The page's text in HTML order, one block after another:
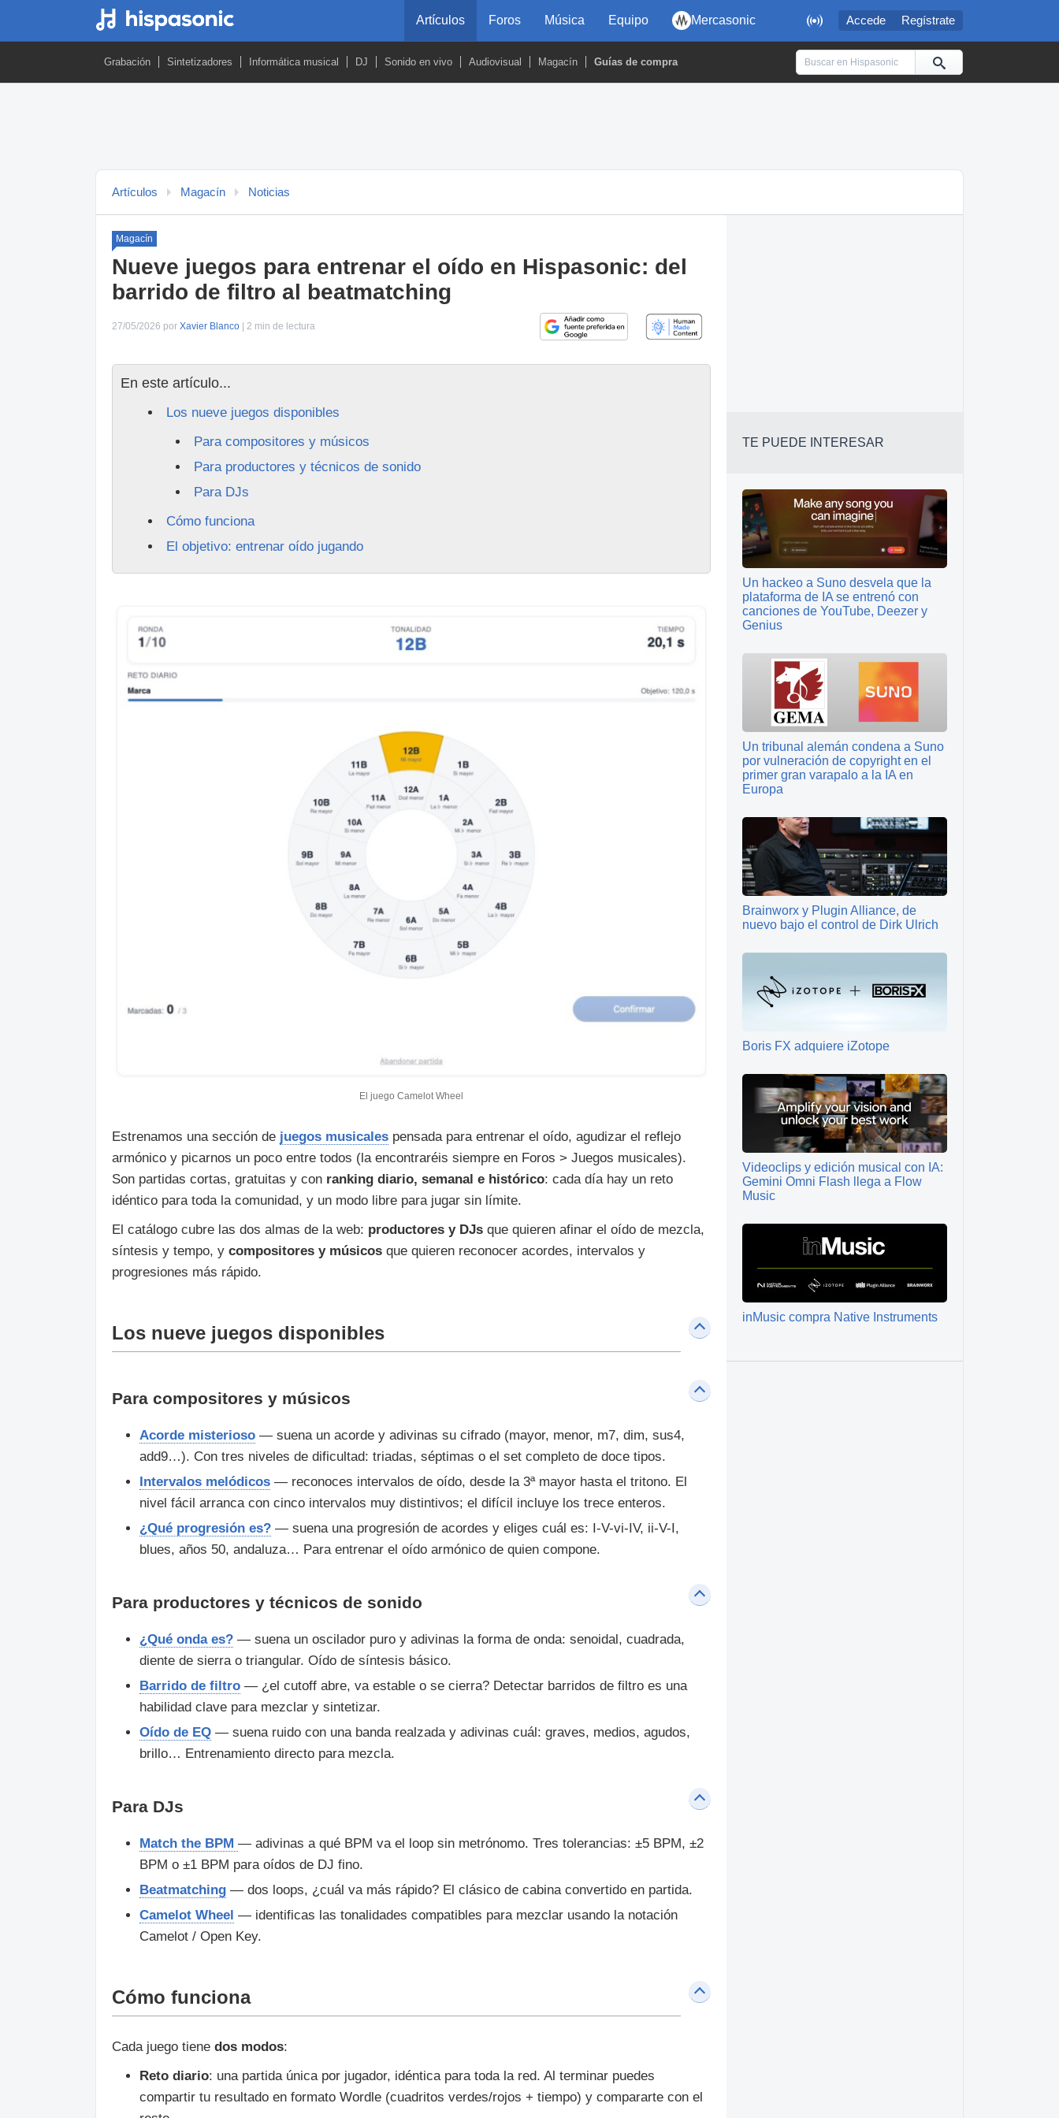
 Accede Regístrate
Artículos Foros Música Equipo Mercasonic
Grabación Sintetizadores Informática musical DJ Sonido en vivo Audiovisual Magacín Guías de compra
Artículos Magacín Noticias
Magacín
Nueve juegos para entrenar el oído en Hispasonic: del
barrido de filtro al beatmatching
27/05/2026 por Xavier Blanco | 2 min de lectura
En este artículo...
Los nueve juegos disponibles
Para compositores y músicos
Para productores y técnicos de sonido
Para DJs
Cómo funciona
El objetivo: entrenar oído jugando
El juego Camelot Wheel
Estrenamos una sección de juegos musicales pensada para entrenar el oído, agudizar el reflejo
armónico y picarnos un poco entre todos (la encontraréis siempre en Foros > Juegos musicales).
Son partidas cortas, gratuitas y con ranking diario, semanal e histórico: cada día hay un reto
idéntico para toda la comunidad, y un modo libre para jugar sin límite.
El catálogo cubre las dos almas de la web: productores y DJs que quieren afinar el oído de mezcla,
síntesis y tempo, y compositores y músicos que quieren reconocer acordes, intervalos y
progresiones más rápido.
Los nueve juegos disponibles
Para compositores y músicos
Acorde misterioso — suena un acorde y adivinas su cifrado (mayor, menor, m7, dim, sus4,
add9…). Con tres niveles de dificultad: triadas, séptimas o el set completo de doce tipos.
Intervalos melódicos — reconoces intervalos de oído, desde la 3ª mayor hasta el tritono. El
nivel fácil arranca con cinco intervalos muy distintivos; el difícil incluye los trece enteros.
¿Qué progresión es? — suena una progresión de acordes y eliges cuál es: I-V-vi-IV, ii-V-I,
blues, años 50, andaluza… Para entrenar el oído armónico de quien compone.
Para productores y técnicos de sonido
¿Qué onda es? — suena un oscilador puro y adivinas la forma de onda: senoidal, cuadrada,
diente de sierra o triangular. Oído de síntesis básico.
Barrido de filtro — ¿el cutoff abre, va estable o se cierra? Detectar barridos de filtro es una
habilidad clave para mezclar y sintetizar.
Oído de EQ — suena ruido con una banda realzada y adivinas cuál: graves, medios, agudos,
brillo… Entrenamiento directo para mezcla.
Para DJs
Match the BPM — adivinas a qué BPM va el loop sin metrónomo. Tres tolerancias: ±5 BPM, ±2
BPM o ±1 BPM para oídos de DJ fino.
Beatmatching — dos loops, ¿cuál va más rápido? El clásico de cabina convertido en partida.
Camelot Wheel — identificas las tonalidades compatibles para mezclar usando la notación
Camelot / Open Key.
Cómo funciona
Cada juego tiene dos modos:
Reto diario: una partida única por jugador, idéntica para toda la red. Al terminar puedes
compartir tu resultado en formato Wordle (cuadritos verdes/rojos + tiempo) y compararte con el
TE PUEDE INTERESAR
Un hackeo a Suno desvela que la
plataforma de IA se entrenó con
canciones de YouTube, Deezer y
Genius
Un tribunal alemán condena a Suno
por vulneración de copyright en el
primer gran varapalo a la IA en
Europa
Brainworx y Plugin Alliance, de
nuevo bajo el control de Dirk Ulrich
Boris FX adquiere iZotope
Videoclips y edición musical con IA:
Gemini Omni Flash llega a Flow
Music
inMusic compra Native Instruments